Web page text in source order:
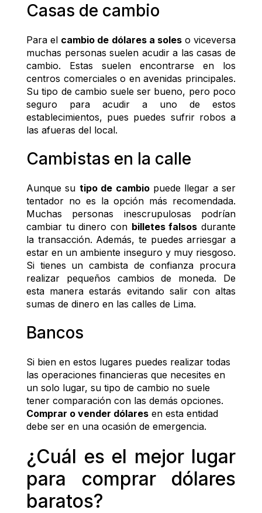
Casas de cambio
Para el cambio de dólares a soles o viceversa
muchas personas suelen acudir a las casas de
cambio. Estas suelen encontrarse en los
centros comerciales o en avenidas principales.
Su tipo de cambio suele ser bueno, pero poco
seguro para acudir a uno de estos
establecimientos, pues puedes sufrir robos a
las afueras del local.
Cambistas en la calle
Aunque su tipo de cambio puede llegar a ser
tentador no es la opción más recomendada.
Muchas personas inescrupulosas podrían
cambiar tu dinero con billetes falsos durante
la transacción. Además, te puedes arriesgar a
estar en un ambiente inseguro y muy riesgoso.
Si tienes un cambista de confianza procura
realizar pequeños cambios de moneda. De
esta manera estarás evitando salir con altas
sumas de dinero en las calles de Lima.
Bancos
Si bien en estos lugares puedes realizar todas
las operaciones financieras que necesites en
un solo lugar, su tipo de cambio no suele
Comprar o vender dólares en esta entidad
debe ser en una ocasión de emergencia.
¿Cuál es el mejor lugar
para comprar dólares
baratos?